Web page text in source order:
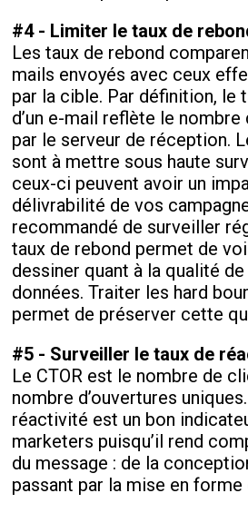
#4 - Limiter le taux de
Les taux de rebond
mails envoyés avec ceux
par la cible. Par définition, le
d’un e-mail reflète le nombre
par le serveur de réception.
sont à mettre sous haute
ceux-ci peuvent avoir un
délivrabilité de vos
recommandé de surveiller
taux de rebond permet de
dessiner quant à la qualité
données. Traiter les hard
permet de préserver cette
#5 - Surveiller le taux de
Le CTOR est le nombre de
nombre d’ouvertures
réactivité est un bon
marketers puisqu’il rend
du message : de la
passant par la mise en